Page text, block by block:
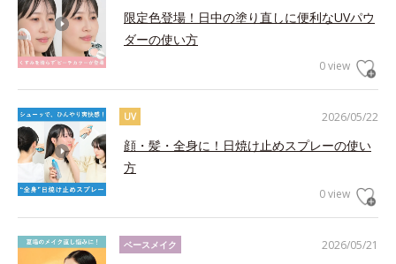
限定色登場！日中の塗り直しに便利なUVパウ
ダーの使い方
0 view
2026/05/22
UV
顔・髪・全身に！日焼け止めスプレーの使い
方
0 view
2026/05/21
ベースメイク